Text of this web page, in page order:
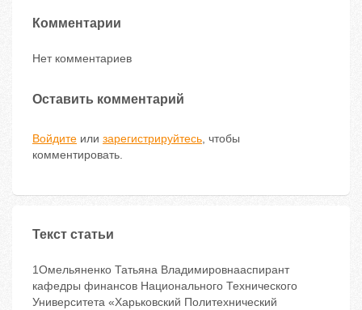
Комментарии
Нет комментариев
Оставить комментарий
Войдите или зарегистрируйтесь, чтобы
комментировать.
Текст статьи
1Омельяненко Татьяна Владимировнааспирант
кафедры финансов Национального Технического
Университета «Харьковский Политехнический